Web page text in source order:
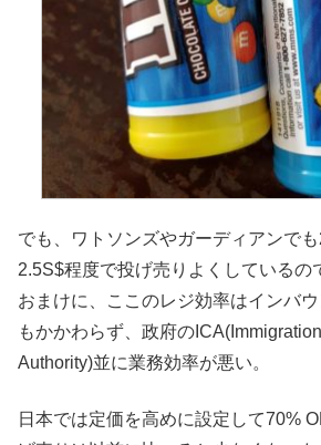
でも、ワトソンズやガーディアンで
2.5S$程度で投げ売りよくしているの
おまけに、ここのレジ効率はインバ
もかかわらず、政府の
Authority)並に業務効率が悪い。
日本では定価を高めに設定して70%